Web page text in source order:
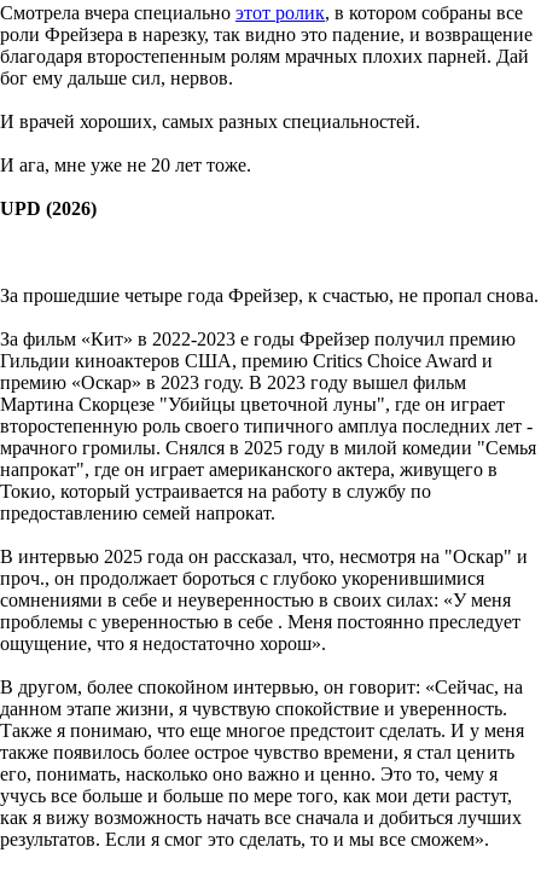
Смотрела вчера специально этот ролик, в котором собраны все
роли Фрейзера в нарезку, так видно это падение, и возвращение
благодаря второстепенным ролям мрачных плохих парней. Дай
бог ему дальше сил, нервов.
И врачей хороших, самых разных специальностей.
И ага, мне уже не 20 лет тоже.
UPD (2026)
За прошедшие четыре года Фрейзер, к счастью, не пропал снова.
За фильм «Кит» в 2022-2023 е годы Фрейзер получил премию
Гильдии киноактеров США, премию Critics Choice Award и
премию «Оскар» в 2023 году. В 2023 году вышел фильм
Мартина Скорцезе "Убийцы цветочной луны", где он играет
второстепенную роль своего типичного амплуа последних лет -
мрачного громилы. Снялся в 2025 году в милой комедии "Семья
напрокат", где он играет американского актера, живущего в
Токио, который устраивается на работу в службу по
предоставлению семей напрокат.
В интервью 2025 года он рассказал, что, несмотря на "Оскар" и
проч., он продолжает бороться с глубоко укоренившимися
сомнениями в себе и неуверенностью в своих силах: «У меня
проблемы с уверенностью в себе . Меня постоянно преследует
ощущение, что я недостаточно хорош».
В другом, более спокойном интервью, он говорит: «Сейчас, на
данном этапе жизни, я чувствую спокойствие и уверенность.
Также я понимаю, что еще многое предстоит сделать. И у меня
также появилось более острое чувство времени, я стал ценить
его, понимать, насколько оно важно и ценно. Это то, чему я
учусь все больше и больше по мере того, как мои дети растут,
как я вижу возможность начать все сначала и добиться лучших
результатов. Если я смог это сделать, то и мы все сможем».